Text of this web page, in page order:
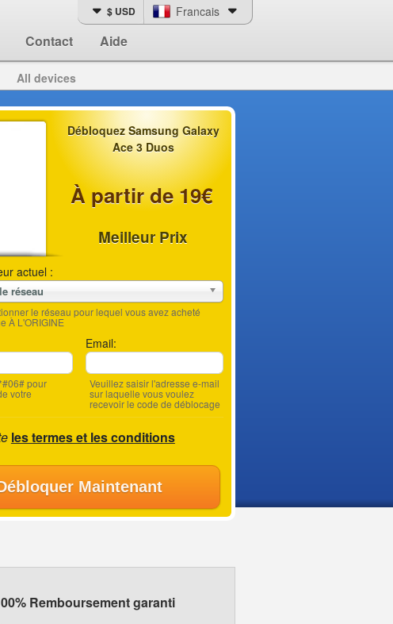
Contact Aide
$ USD Francais
All devices
Débloquez Samsung Galaxy
Ace 3 Duos
À partir de 19€
Meilleur Prix
actuel :
réseau
le réseau pour lequel vous avez acheté
À L'ORIGINE
pour
votre
Email:
Veuillez saisir l'adresse e-mail
sur laquelle vous voulez
recevoir le code de déblocage
les termes et les conditions
Maintenant
Remboursement garanti